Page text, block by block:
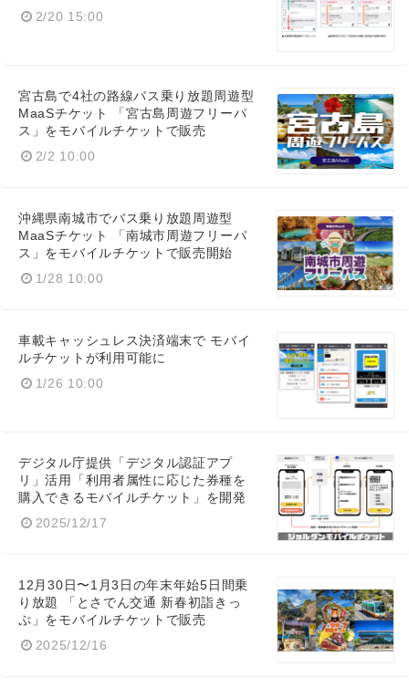
2/20 15:00
宮古島で4社の路線バス乗り放題周遊型
MaaSチケット 「宮古島周遊フリーパ
ス」をモバイルチケットで販売
2/2 10:00
沖縄県南城市でバス乗り放題周遊型
MaaSチケット 「南城市周遊フリーパ
ス」をモバイルチケットで販売開始
1/28 10:00
車載キャッシュレス決済端末で モバイ
ルチケットが利用可能に
1/26 10:00
デジタル庁提供「デジタル認証アプ
リ」活用「利用者属性に応じた券種を
購入できるモバイルチケット」を開発
2025/12/17
12月30日〜1月3日の年末年始5日間乗
り放題 「とさでん交通 新春初詣きっ
ぷ」をモバイルチケットで販売
2025/12/16